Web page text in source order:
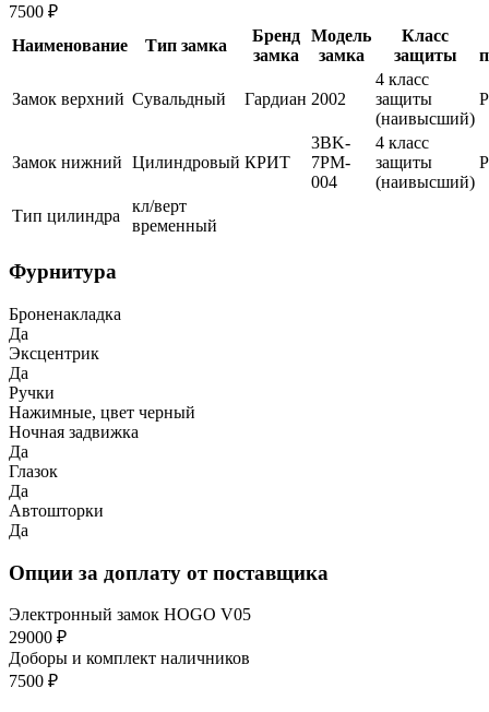
7500 ₽
Наименование
Тип замка
Бренд
замка
Модель
замка
Класс
защиты
Замок верхний Сувальдный Гардиан 2002
4 класс
защиты
(наивысший)
Замок нижний Цилиндровый КРИТ
3BK-
7PM-
004
4 класс
защиты
(наивысший)
Тип цилиндра
кл/верт
временный
Фурнитура
Броненакладка
Да
Эксцентрик
Да
Ручки
Нажимные, цвет черный
Ночная задвижка
Да
Глазок
Да
Автошторки
Да
Опции за доплату от поставщика
Электронный замок HOGO V05
29000 ₽
Доборы и комплект наличников
7500 ₽